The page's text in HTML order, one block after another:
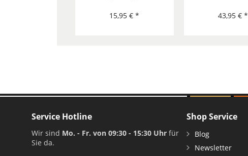
konkav
15,95 € *
43,95 € *
Service Hotline
Wir sind Mo. - Fr. von 09:30 - 15:30 Uhr für
Sie da.
Shop Service
Blog
Newsletter